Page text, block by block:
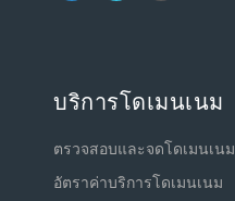
บริการโดเมนเนม
ตรวจสอบและจดโดเมนเนม
อัตราค่าบริการโดเมนเนม